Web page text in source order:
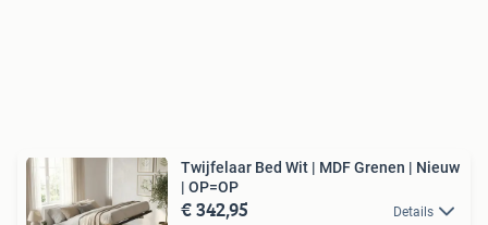
Twijfelaar Bed Wit | MDF Grenen | Nieuw
| OP=OP
€ 342,95 Details